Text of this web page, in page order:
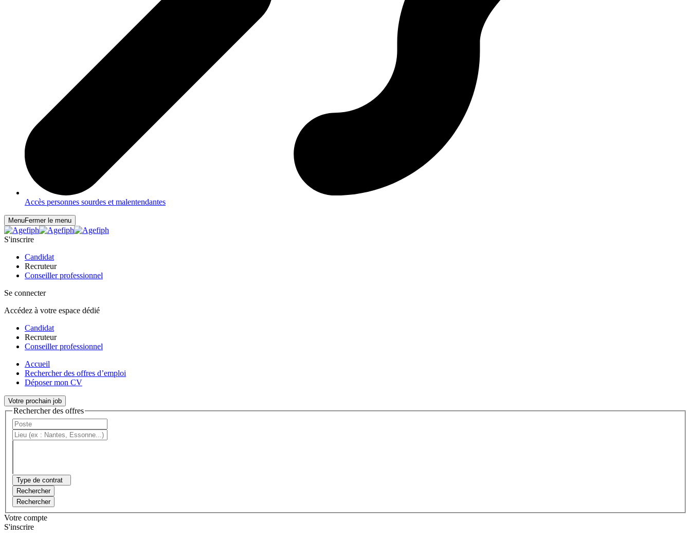
Accès personnes sourdes et malentendantes
MenuFermer le menu
S'inscrire
Candidat
Recruteur
Conseiller professionnel
Se connecter
Accédez à votre espace dédié
Candidat
Recruteur
Conseiller professionnel
Accueil
Rechercher des offres d’emploi
Déposer mon CV
Votre prochain job
Rechercher des offres
Type de contrat
Rechercher
Rechercher
Votre compte
S'inscrire